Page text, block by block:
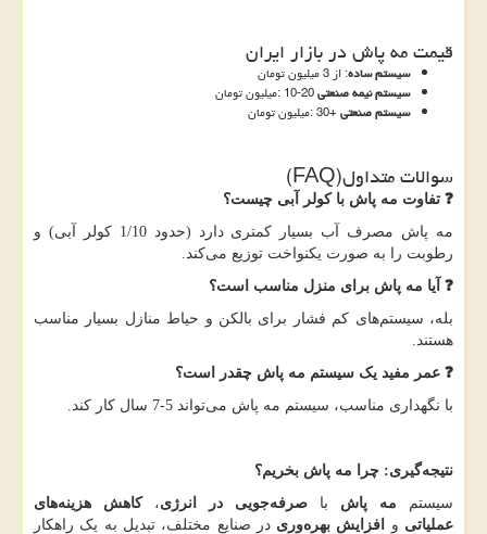
قیمت مه پاش در بازار ایران
سیستم ساده: از 3 میلیون تومان
سیستم نیمه صنعتی: 10-20میلیون تومان
سیستم صنعتی: 30+میلیون تومان
سوالات متداول(FAQ)
❓ تفاوت مه پاش با کولر آبی چیست؟
مه پاش مصرف آب بسیار کمتری دارد (حدود 1/10 کولر آبی) و
رطوبت را به صورت یکنواخت توزیع می‌کند.
❓ آیا مه پاش برای منزل مناسب است؟
بله، سیستم‌های کم فشار برای بالکن و حیاط منازل بسیار مناسب
هستند.
❓ عمر مفید یک سیستم مه پاش چقدر است؟
با نگهداری مناسب، سیستم مه پاش می‌تواند 5-7 سال کار کند.
نتیجه‌گیری: چرا مه پاش بخریم؟
سیستم مه پاش با صرفه‌جویی در انرژی،کاهش هزینه‌های
عملیاتی و افزایش بهره‌وری در صنایع مختلف، تبدیل به یک راهکار